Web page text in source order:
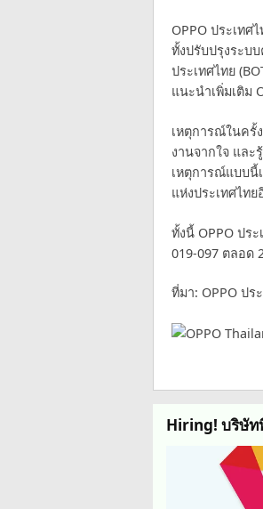
OPPO ประเท
ทั้งปรับปรุงระบ
ประเทศไทย
แนะนำเพิ่มเติม
เหตุการณ์ในครั้
งานจากใจ แล
เหตุการณ์แบบนี้
แห่งประเทศไท
ทั้งนี้ OPPO ปร
019-097 ตลอด
ที่มา: OPPO ปร
Hiring! บริษั